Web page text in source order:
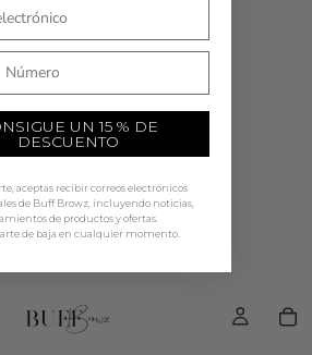
COMPRAR AHORA
UN 15 % DE
DESCUENTO
aceptas recibir correos electrónicos
de Buff Browz, incluyendo noticias,
de productos y ofertas.
de baja en cualquier momento.